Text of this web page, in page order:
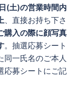
(土)の営業時間内
、直接お持ち下さ
購入の際に顔写真
。抽選応募シート
同一氏名のご本人
応募シートにご記